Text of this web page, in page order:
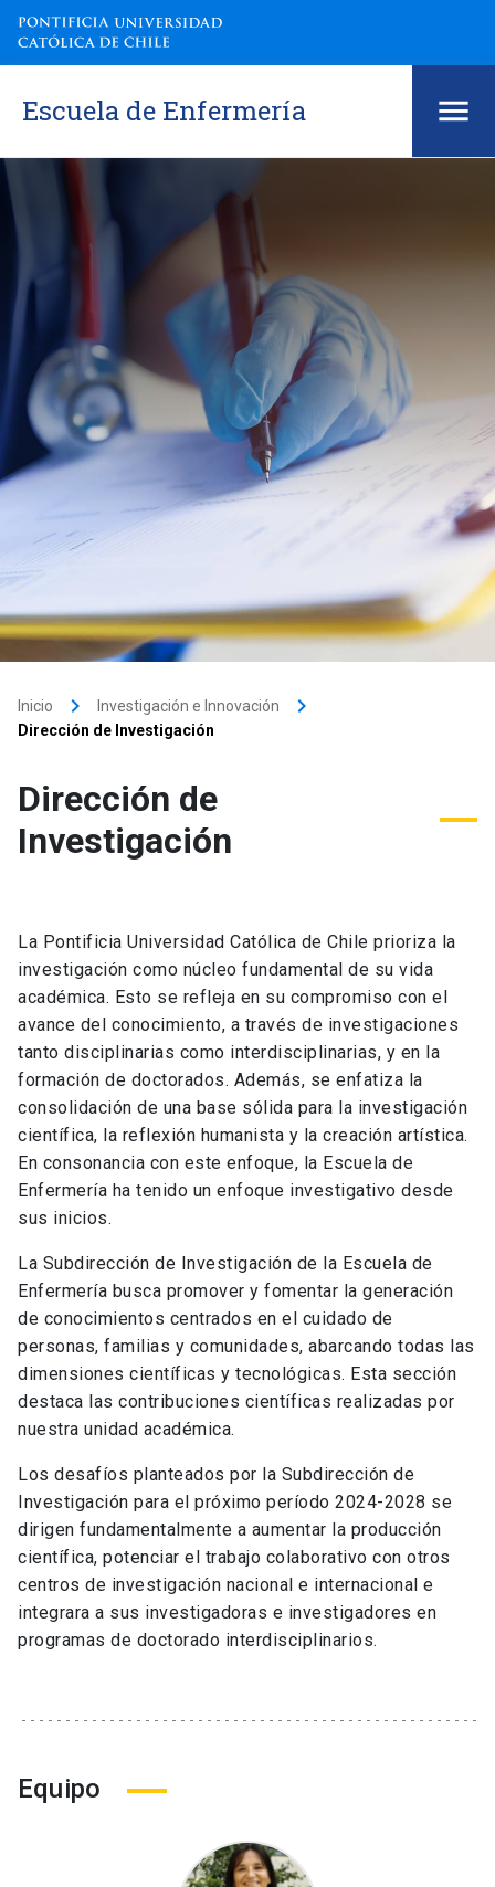
Escuela de Enfermería
Inicio keyboard_arrow_right Investigación e Innovación keyboard_arrow_right
Dirección de Investigación
Dirección de
Investigación
La Pontificia Universidad Católica de Chile prioriza la
investigación como núcleo fundamental de su vida
académica. Esto se refleja en su compromiso con el
avance del conocimiento, a través de investigaciones
tanto disciplinarias como interdisciplinarias, y en la
formación de doctorados. Además, se enfatiza la
consolidación de una base sólida para la investigación
científica, la reflexión humanista y la creación artística.
En consonancia con este enfoque, la Escuela de
Enfermería ha tenido un enfoque investigativo desde
sus inicios.
La Subdirección de Investigación de la Escuela de
Enfermería busca promover y fomentar la generación
de conocimientos centrados en el cuidado de
personas, familias y comunidades, abarcando todas las
dimensiones científicas y tecnológicas. Esta sección
destaca las contribuciones científicas realizadas por
nuestra unidad académica.
Los desafíos planteados por la Subdirección de
Investigación para el próximo período 2024-2028 se
dirigen fundamentalmente a aumentar la producción
científica, potenciar el trabajo colaborativo con otros
centros de investigación nacional e internacional e
integrara a sus investigadoras e investigadores en
programas de doctorado interdisciplinarios.
Equipo